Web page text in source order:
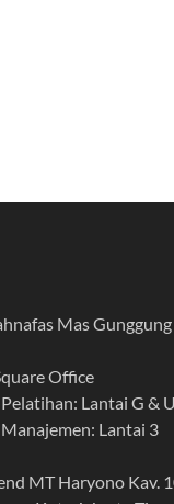
Mas Gunggung
Office
Lantai G &
Lantai 3
MT Haryono Kav.